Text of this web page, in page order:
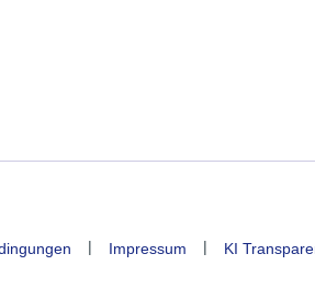
| Impressum | KI